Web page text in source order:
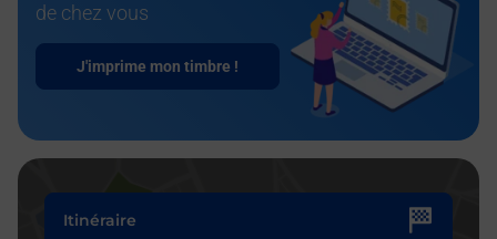
de chez vous
J'imprime mon timbre !
Itinéraire